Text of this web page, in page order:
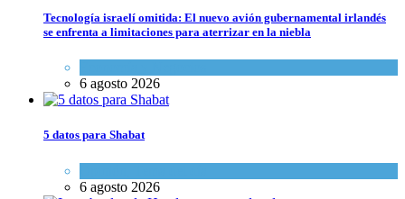
Tecnología israelí omitida: El nuevo avión gubernamental irlandés
se enfrenta a limitaciones para aterrizar en la niebla
6 agosto 2026
5 datos para Shabat
6 agosto 2026